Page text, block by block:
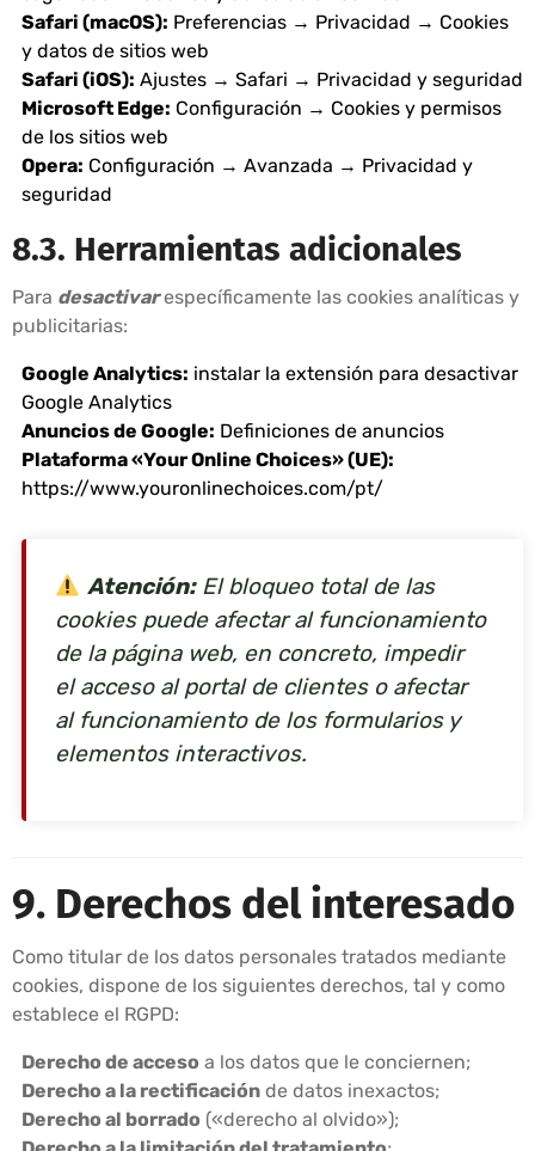
Safari (macOS): Preferencias → Privacidad → Cookies
y datos de sitios web
Safari (iOS): Ajustes → Safari → Privacidad y seguridad
Microsoft Edge: Configuración → Cookies y permisos
de los sitios web
Opera: Configuración → Avanzada → Privacidad y
seguridad
8.3. Herramientas adicionales
Para desactivarespecíficamente las cookies analíticas y
publicitarias:
Google Analytics: instalar la extensión para desactivar
Google Analytics
Anuncios de Google: Definiciones de anuncios
Plataforma «Your Online Choices» (UE):
https://www.youronlinechoices.com/pt/
Atención:El bloqueo total de las
cookies puede afectar al funcionamiento
de la página web, en concreto, impedir
el acceso al portal de clientes o afectar
al funcionamiento de los formularios y
elementos interactivos.
9. Derechos del interesado
Como titular de los datos personales tratados mediante
cookies, dispone de los siguientes derechos, tal y como
establece el RGPD:
Derecho de acceso a los datos que le conciernen;
Derecho a la rectificación de datos inexactos;
Derecho al borrado («derecho al olvido»);